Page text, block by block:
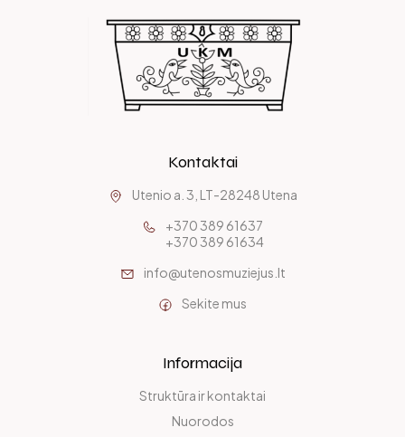
Kontaktai
Utenio a. 3, LT-28248 Utena
+370 389 61637
+370 389 61634
info@utenosmuziejus.lt
Sekite mus
Informacija
Struktūra ir kontaktai
Nuorodos